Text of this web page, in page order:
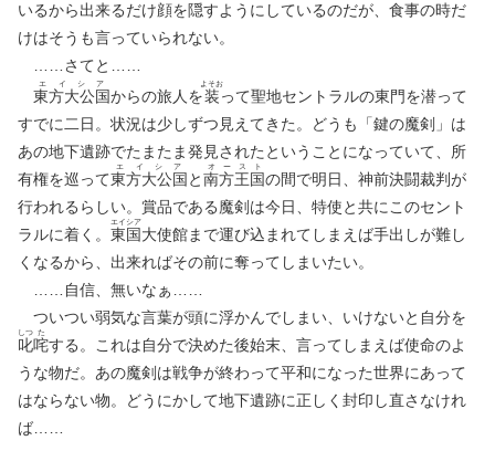
いるから出来るだけ顔を隠すようにしているのだが、食事の時だ
けはそうも言っていられない。
……さてと……
東方大公国
エイシア
からの旅人を装
よそお
って聖地セントラルの東門を潜って
すでに二日。状況は少しずつ見えてきた。どうも「鍵の魔剣」は
あの地下遺跡でたまたま発見されたということになっていて、所
有権を巡って東方大公国
エイシア
と南
オ
方
ー
王
ス
国
ト
の間で明日、神前決闘裁判が
行われるらしい。賞品である魔剣は今日、特使と共にこのセント
ラルに着く。 東
エイ
国
シア
大使館まで運び込まれてしまえば手出しが難し
くなるから、出来ればその前に奪ってしまいたい。
……自信、無いなぁ……
ついつい弱気な言葉が頭に浮かんでしまい、いけないと自分を
叱
しつ
咤
た
する。これは自分で決めた後始末、言ってしまえば使命のよ
うな物だ。あの魔剣は戦争が終わって平和になった世界にあって
はならない物。どうにかして地下遺跡に正しく封印し直さなけれ
ば……